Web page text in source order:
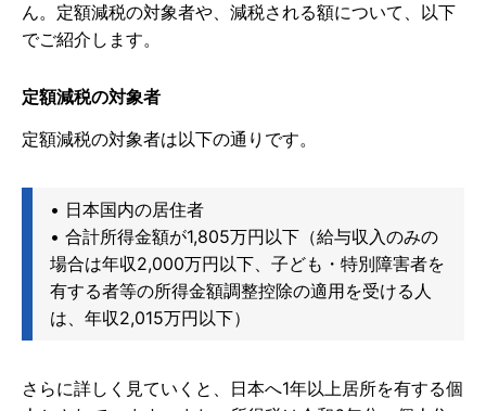
ん。定額減税の対象者や、減税される額について、以下
でご紹介します。
定額減税の対象者
定額減税の対象者は以下の通りです。
• 日本国内の居住者
• 合計所得金額が1,805万円以下（給与収入のみの
場合は年収2,000万円以下、子ども・特別障害者を
有する者等の所得金額調整控除の適用を受ける人
は、年収2,015万円以下）
さらに詳しく見ていくと、日本へ1年以上居所を有する個